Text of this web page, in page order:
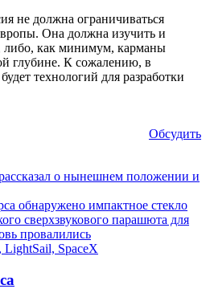
не должна ограничиваться
Она должна изучить и
либо, как минимум, карманы
глубине. К сожалению, в
технологий для разработки
Обсудить
о нынешнем положении и
обнаружено импактное стекло
сверхзвукового парашюта для
провалились
SpaceX